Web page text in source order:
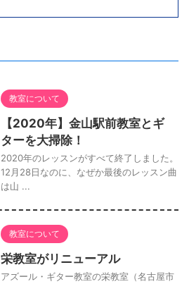
教室について
【2020年】金山駅前教室とギ
ターを大掃除！
2020年のレッスンがすべて終了しました。
12月28日なのに、なぜか最後のレッスン曲
は山 ...
教室について
栄教室がリニューアル
アズール・ギター教室の栄教室（名古屋市